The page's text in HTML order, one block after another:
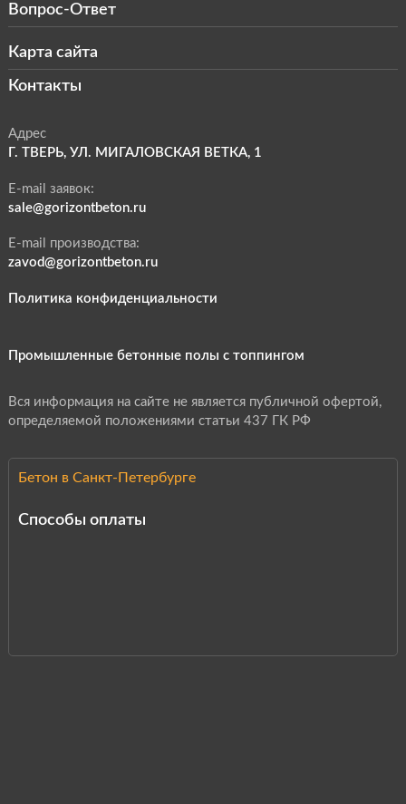
Вопрос-Ответ
Карта сайта
Контакты
Адрес
Г. ТВЕРЬ, УЛ. МИГАЛОВСКАЯ ВЕТКА, 1
E-mail заявок:
sale@gorizontbeton.ru
E-mail производства:
zavod@gorizontbeton.ru
Политика конфиденциальности
Промышленные бетонные полы с топпингом
Вся информация на сайте не является публичной офертой,
определяемой положениями статьи 437 ГК РФ
Бетон в Санкт-Петербурге
Способы оплаты